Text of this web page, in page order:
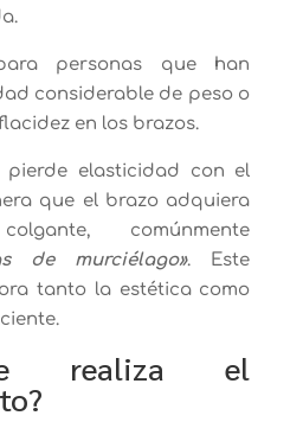
personas que han
considerable de peso o
en los brazos.
elasticidad con el
que el brazo adquiera
comúnmente
de murciélago». Este
tanto la estética como
realiza el